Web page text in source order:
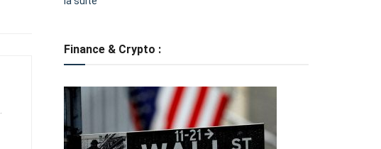
tondeuses
démarrage
courants
et
Finance & Crypto :